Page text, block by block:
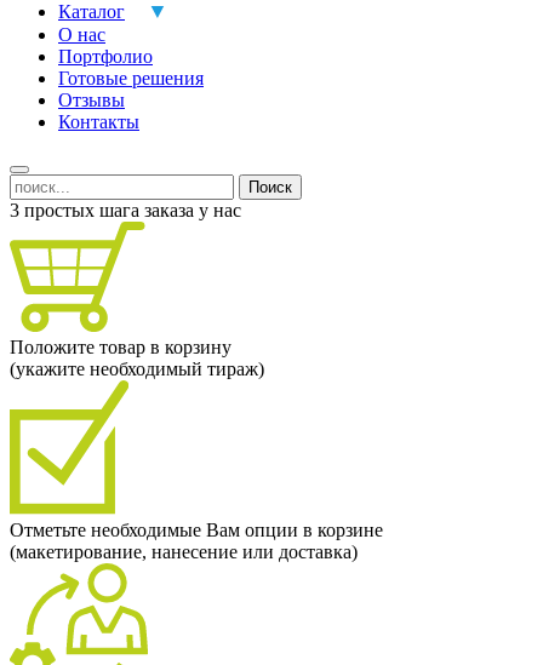
Каталог
О нас
Портфолио
Готовые решения
Отзывы
Контакты
Поиск
3 простых шага заказа у нас
Положите товар в корзину
(укажите необходимый тираж)
Отметьте необходимые Вам опции в корзине
(макетирование, нанесение или доставка)